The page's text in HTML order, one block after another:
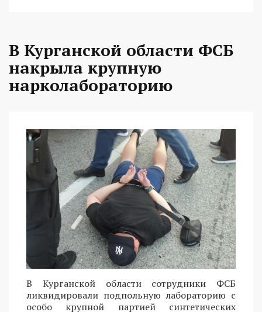
В Курганской области ФСБ
накрыла крупную
нарколабораторию
В Курганской области сотрудники ФСБ
ликвидировали подпольную лабораторию с
особо крупной партией синтетических